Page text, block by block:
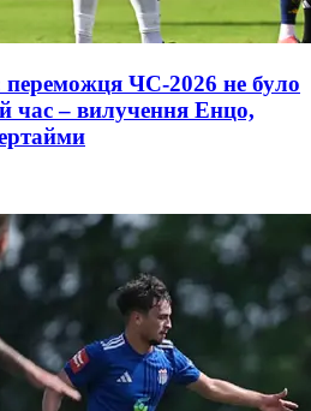
переможця ЧС-2026 не було
час – вилучення Енцо,